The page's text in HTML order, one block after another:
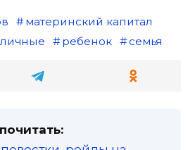
материнский капитал
ребенок семья